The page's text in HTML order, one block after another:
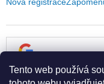
Tento web používá